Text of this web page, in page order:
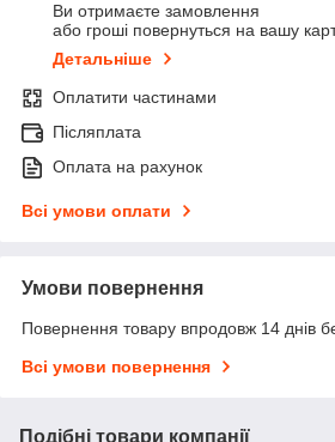
Ви отримаєте замовлення
або гроші повернуться на вашу
Детальніше
Оплатити частинами
Післяплата
Оплата на рахунок
Всі умови оплати
Умови повернення
Повернення товару впродовж 14 днів
Всі умови повернення
Подібні товари компанії